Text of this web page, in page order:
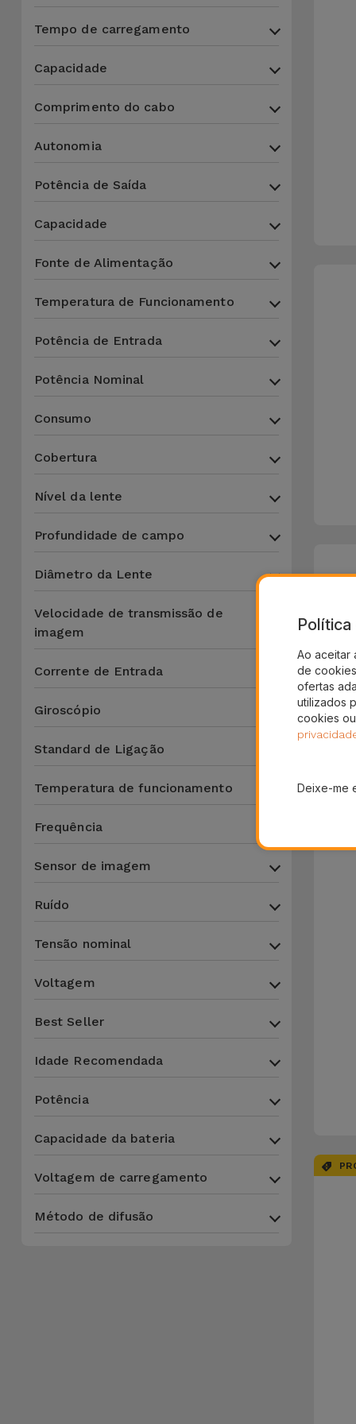
de
iPad e
tudo
Tempo de carregamento
Capacidade
Comprimento do cabo
Autonomia
Potência de Saída
Capacidade
Fonte de Alimentação
Temperatura de Funcionamento
Potência de Entrada
Potência Nominal
Consumo
Cobertura
Nível da lente
Profundidade de campo
Diâmetro da Lente
Velocidade de transmissão de
imagem
Corrente de Entrada
Giroscópio
Standard de Ligação
Temperatura de funcionamento
Frequência
Sensor de imagem
Ruído
Tensão nominal
Voltagem
Best Seller
Idade Recomendada
Potência
Capacidade da bateria
Voltagem de carregamento
Método de difusão
Política
Ao aceitar
de
ofertas
utilizados
cookies
Deixe-me